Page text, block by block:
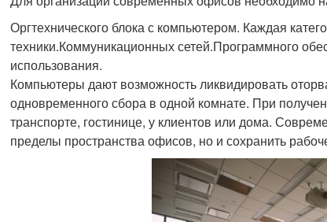
Оргтехнического блока с компьютером. Каждая
техники.Коммуникационных сетей.Программного
использования.
Компьютеры дают возможность ликвидировать
одновременного сбора в одной комнате. При
транспорте, гостинице, у клиентов или дома.
пределы пространства офисов, но и сохранить